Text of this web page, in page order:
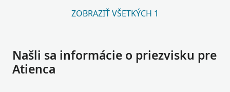
ZOBRAZIŤ VŠETKÝCH 1
Našli sa informácie o priezvisku pre
Atienca